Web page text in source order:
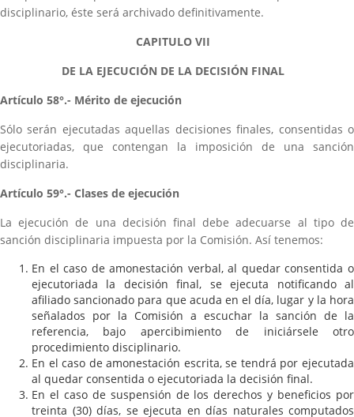
disciplinario, éste será archivado definitivamente.
CAPITULO VII
DE LA EJECUCIÓN DE LA DECISIÓN FINAL
Artículo 58°.- Mérito de ejecución
Sólo serán ejecutadas aquellas decisiones finales, consentidas o
ejecutoriadas, que contengan la imposición de una sanción
disciplinaria.
Artículo 59°.- Clases de ejecución
La ejecución de una decisión final debe adecuarse al tipo de
sanción disciplinaria impuesta por la Comisión. Así tenemos:
En el caso de amonestación verbal, al quedar consentida o
ejecutoriada la decisión final, se ejecuta notificando al
afiliado sancionado para que acuda en el día, lugar y la hora
señalados por la Comisión a escuchar la sanción de la
referencia, bajo apercibimiento de iniciársele otro
procedimiento disciplinario.
En el caso de amonestación escrita, se tendrá por ejecutada
al quedar consentida o ejecutoriada la decisión final.
En el caso de suspensión de los derechos y beneficios por
treinta (30) días, se ejecuta en días naturales computados